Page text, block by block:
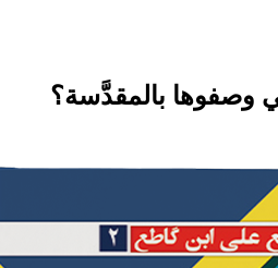
بالمقدَّسة؟